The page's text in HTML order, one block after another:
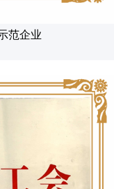
范企业